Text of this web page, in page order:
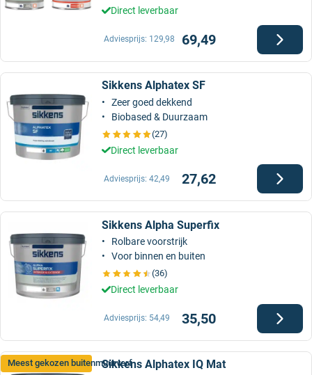
Direct leverbaar
69,49
Adviesprijs: 129,98
Sikkens Alphatex SF
Zeer goed dekkend
Biobased & Duurzaam
(27)
Direct leverbaar
27,62
Adviesprijs: 42,49
Sikkens Alpha Superfix
Rolbare voorstrijk
Voor binnen en buiten
(36)
Direct leverbaar
35,50
Adviesprijs: 54,49
Meest gekozen buitenmuurverfSikkens Alphatex IQ Mat